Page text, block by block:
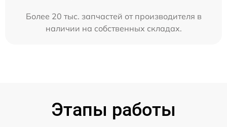
Более 20 тыс. запчастей от производителя в
наличии на собственных складах.
Этапы работы